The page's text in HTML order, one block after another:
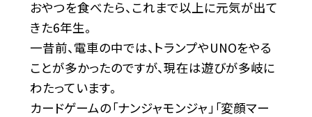
おやつを食べたら、これまで以上に元気が出て
きた6年生。
一昔前、電車の中では、トランプやUNOをやる
ことが多かったのですが、現在は遊びが多岐に
わたっています。
カードゲームの「ナンジャモンジャ」「変顔マー